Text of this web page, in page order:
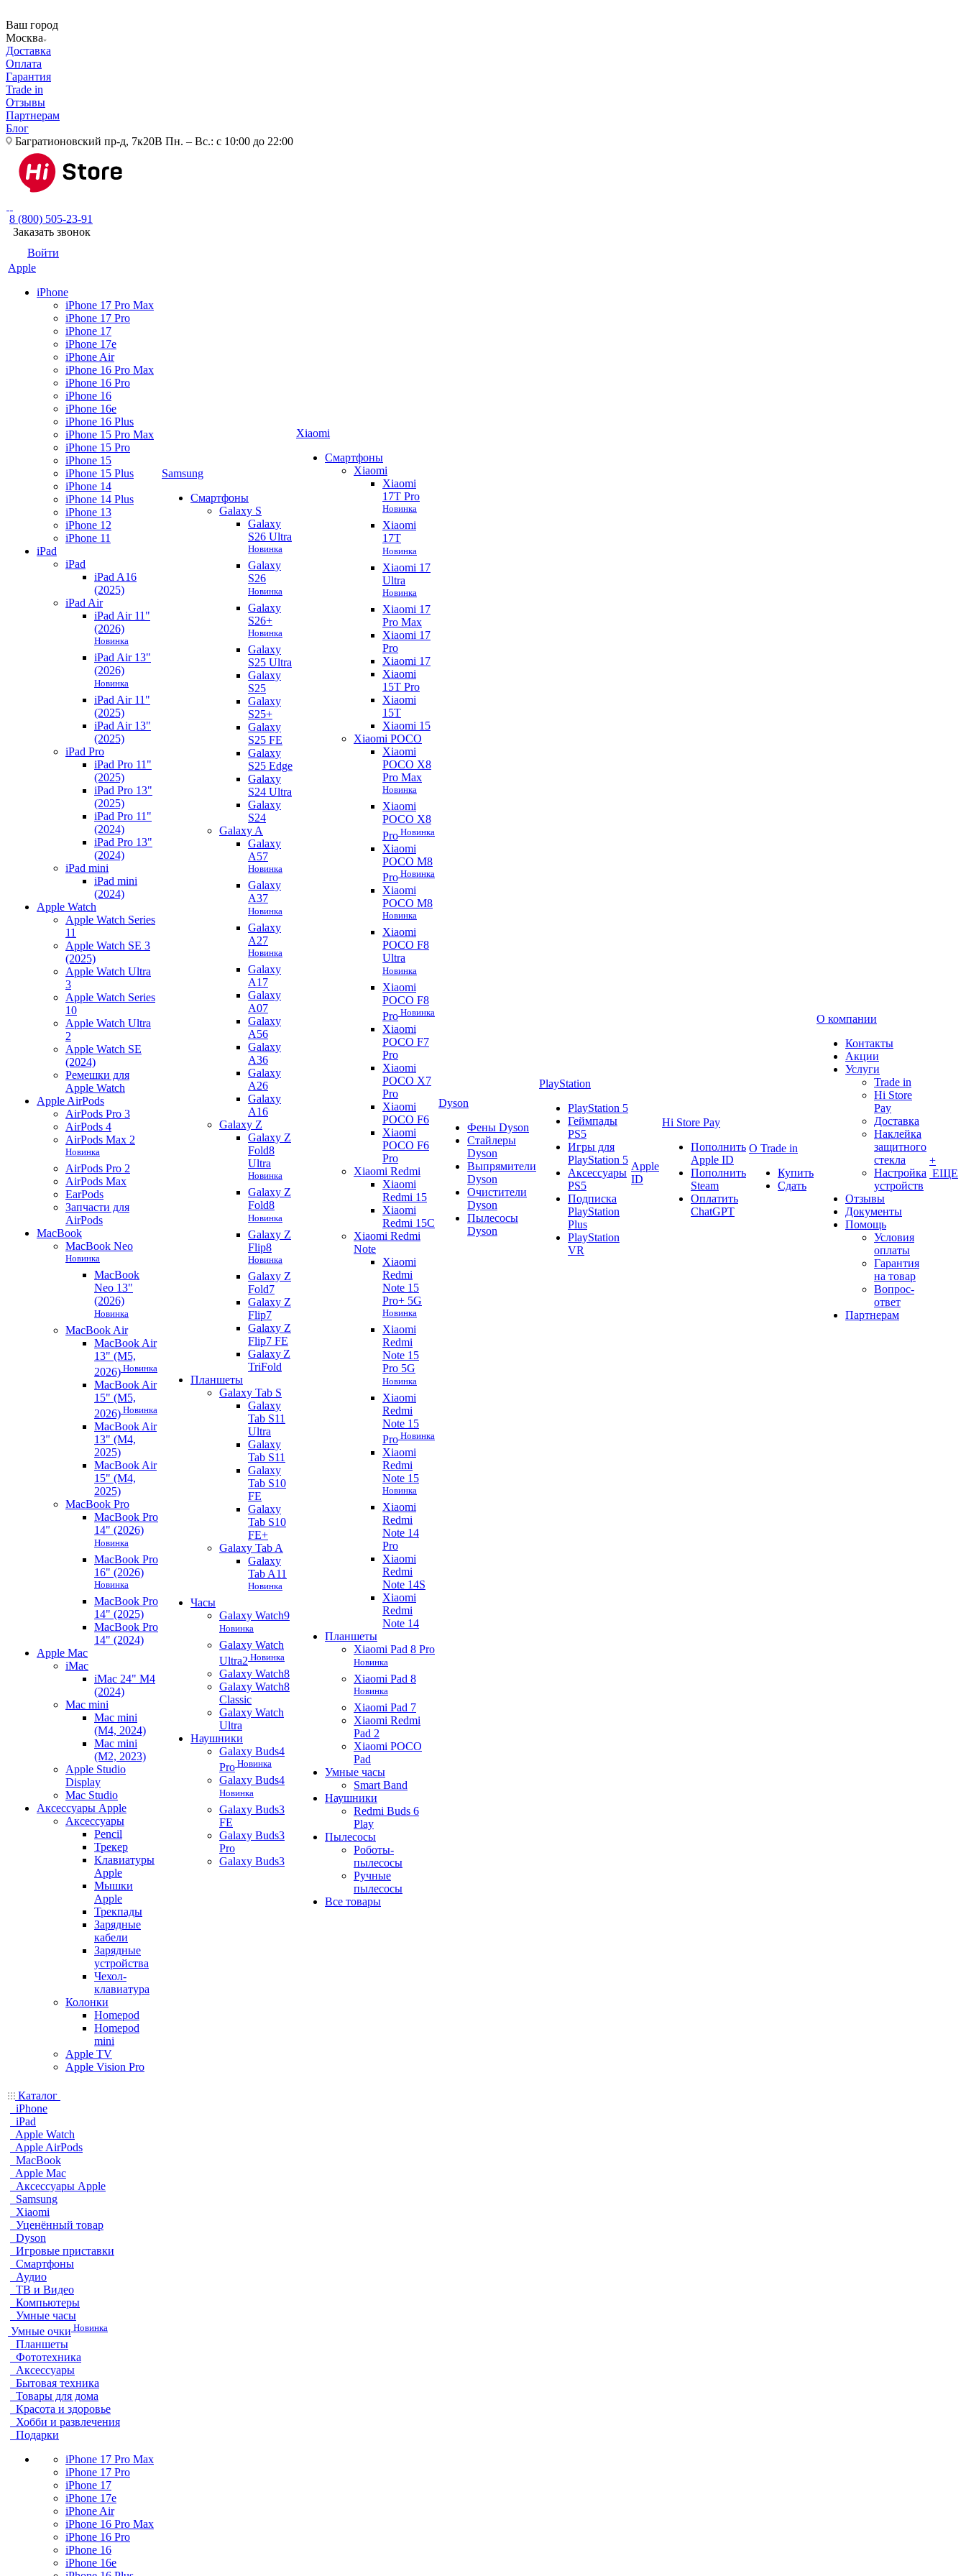
Ваш город
Москва
Доставка
Оплата
Гарантия
Trade in
Отзывы
Партнерам
Блог
Багратионовский пр-д, 7к20В Пн. – Вс.: с 10:00 до 22:00
8 (800) 505-23-91
Заказать звонок
Войти
Apple
iPhone
iPhone 17 Pro Max
iPhone 17 Pro
iPhone 17
iPhone 17e
iPhone Air
iPhone 16 Pro Max
iPhone 16 Pro
iPhone 16
iPhone 16e
iPhone 16 Plus
iPhone 15 Pro Max
iPhone 15 Pro
iPhone 15
iPhone 15 Plus
iPhone 14
iPhone 14 Plus
iPhone 13
iPhone 12
iPhone 11
iPad
iPad
iPad A16
(2025)
iPad Air
iPad Air 11"
(2026)
Новинка
iPad Air 13"
(2026)
Новинка
iPad Air 11"
(2025)
iPad Air 13"
(2025)
iPad Pro
iPad Pro 11"
(2025)
iPad Pro 13"
(2025)
iPad Pro 11"
(2024)
iPad Pro 13"
(2024)
iPad mini
iPad mini
(2024)
Apple Watch
Apple Watch Series
11
Apple Watch SE 3
(2025)
Apple Watch Ultra
3
Apple Watch Series
10
Apple Watch Ultra
2
Apple Watch SE
(2024)
Ремешки для
Apple Watch
Apple AirPods
AirPods Pro 3
AirPods 4
AirPods Max 2
Новинка
AirPods Pro 2
AirPods Max
EarPods
Запчасти для
AirPods
MacBook
MacBook Neo
Новинка
MacBook
Neo 13"
(2026)
Новинка
MacBook Air
MacBook Air
13" (M5,
2026) Новинка
MacBook Air
15" (M5,
2026) Новинка
MacBook Air
13" (M4,
2025)
MacBook Air
15" (M4,
2025)
MacBook Pro
MacBook Pro
14" (2026)
Новинка
MacBook Pro
16" (2026)
Новинка
MacBook Pro
14" (2025)
MacBook Pro
14" (2024)
Apple Mac
iMac
iMac 24" M4
(2024)
Mac mini
Mac mini
(M4, 2024)
Mac mini
(M2, 2023)
Apple Studio
Display
Mac Studio
Аксессуары Apple
Аксессуары
Pencil
Трекер
Клавиатуры
Apple
Мышки
Apple
Трекпады
Зарядные
кабели
Зарядные
устройства
Чехол-
клавиатура
Колонки
Homepod
Homepod
mini
Apple TV
Apple Vision Pro
Samsung
Смартфоны
Galaxy S
Galaxy
S26 Ultra
Новинка
Galaxy
S26
Новинка
Galaxy
S26+
Новинка
Galaxy
S25 Ultra
Galaxy
S25
Galaxy
S25+
Galaxy
S25 FE
Galaxy
S25 Edge
Galaxy
S24 Ultra
Galaxy
S24
Galaxy A
Galaxy
A57
Новинка
Galaxy
A37
Новинка
Galaxy
A27
Новинка
Galaxy
A17
Galaxy
A07
Galaxy
A56
Galaxy
A36
Galaxy
A26
Galaxy
A16
Galaxy Z
Galaxy Z
Fold8
Ultra
Новинка
Galaxy Z
Fold8
Новинка
Galaxy Z
Flip8
Новинка
Galaxy Z
Fold7
Galaxy Z
Flip7
Galaxy Z
Flip7 FE
Galaxy Z
TriFold
Планшеты
Galaxy Tab S
Galaxy
Tab S11
Ultra
Galaxy
Tab S11
Galaxy
Tab S10
FE
Galaxy
Tab S10
FE+
Galaxy Tab A
Galaxy
Tab A11
Новинка
Часы
Galaxy Watch9
Новинка
Galaxy Watch
Ultra2 Новинка
Galaxy Watch8
Galaxy Watch8
Classic
Galaxy Watch
Ultra
Наушники
Galaxy Buds4
Pro Новинка
Galaxy Buds4
Новинка
Galaxy Buds3
FE
Galaxy Buds3
Pro
Galaxy Buds3
Xiaomi
Смартфоны
Xiaomi
Xiaomi
17T Pro
Новинка
Xiaomi
17T
Новинка
Xiaomi 17
Ultra
Новинка
Xiaomi 17
Pro Max
Xiaomi 17
Pro
Xiaomi 17
Xiaomi
15T Pro
Xiaomi
15T
Xiaomi 15
Xiaomi POCO
Xiaomi
POCO X8
Pro Max
Новинка
Xiaomi
POCO X8
Pro Новинка
Xiaomi
POCO M8
Pro Новинка
Xiaomi
POCO M8
Новинка
Xiaomi
POCO F8
Ultra
Новинка
Xiaomi
POCO F8
Pro Новинка
Xiaomi
POCO F7
Pro
Xiaomi
POCO X7
Pro
Xiaomi
POCO F6
Xiaomi
POCO F6
Pro
Xiaomi Redmi
Xiaomi
Redmi 15
Xiaomi
Redmi 15C
Xiaomi Redmi
Note
Xiaomi
Redmi
Note 15
Pro+ 5G
Новинка
Xiaomi
Redmi
Note 15
Pro 5G
Новинка
Xiaomi
Redmi
Note 15
Pro Новинка
Xiaomi
Redmi
Note 15
Новинка
Xiaomi
Redmi
Note 14
Pro
Xiaomi
Redmi
Note 14S
Xiaomi
Redmi
Note 14
Планшеты
Xiaomi Pad 8 Pro
Новинка
Xiaomi Pad 8
Новинка
Xiaomi Pad 7
Xiaomi Redmi
Pad 2
Xiaomi POCO
Pad
Умные часы
Smart Band
Наушники
Redmi Buds 6
Play
Пылесосы
Роботы-
пылесосы
Ручные
пылесосы
Все товары
Dyson
Фены Dyson
Стайлеры
Dyson
Выпрямители
Dyson
Очистители
Dyson
Пылесосы
Dyson
PlayStation
PlayStation 5
Геймпады
PS5
Игры для
PlayStation 5
Аксессуары
PS5
Подписка
PlayStation
Plus
PlayStation
VR
Apple
ID
Hi Store Pay
Пополнить
Apple ID
Пополнить
Steam
Оплатить
ChatGPT
О Trade in
Купить
Сдать
О компании
Контакты
Акции
Услуги
Trade in
Hi Store
Pay
Доставка
Наклейка
защитного
стекла
Настройка
устройств
Отзывы
Документы
Помощь
Условия
оплаты
Гарантия
на товар
Вопрос-
ответ
Партнерам
+
ЕЩЕ
Каталог
iPhone
iPad
Apple Watch
Apple AirPods
MacBook
Apple Mac
Аксессуары Apple
Samsung
Xiaomi
Уценённый товар
Dyson
Игровые приставки
Смартфоны
Аудио
ТВ и Видео
Компьютеры
Умные часы
Умные очки Новинка
Планшеты
Фототехника
Аксессуары
Бытовая техника
Товары для дома
Красота и здоровье
Хобби и развлечения
Подарки
iPhone 17 Pro Max
iPhone 17 Pro
iPhone 17
iPhone 17e
iPhone Air
iPhone 16 Pro Max
iPhone 16 Pro
iPhone 16
iPhone 16e